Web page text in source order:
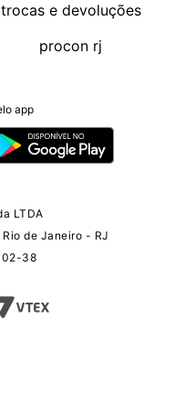
trocas e devoluções
procon rj
app
LTDA
de Janeiro - RJ
38